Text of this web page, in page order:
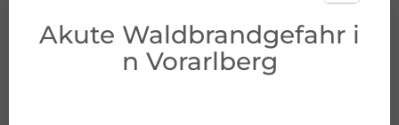
Akute Waldbrandgefahr i
n Vorarlberg